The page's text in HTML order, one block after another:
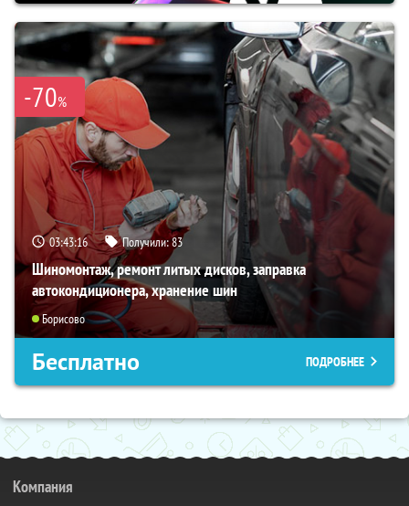
-70%
03:43:15 Получили:83
Шиномонтаж, ремонт литых дисков, заправка
автокондиционера, хранение шин
Борисово
Бесплатно ПОДРОБНЕЕ
Компания